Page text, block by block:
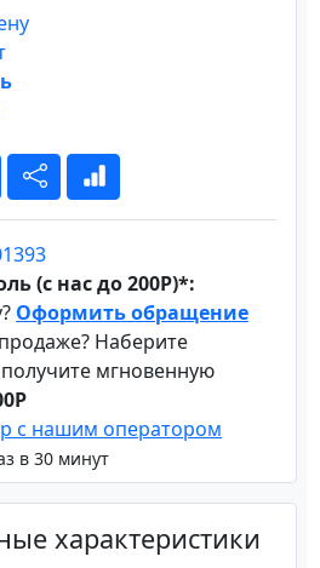
(с нас до 200Р)*:
Оформить обращение
Наберите
мгновенную
с нашим оператором
в 30 минут
характеристики